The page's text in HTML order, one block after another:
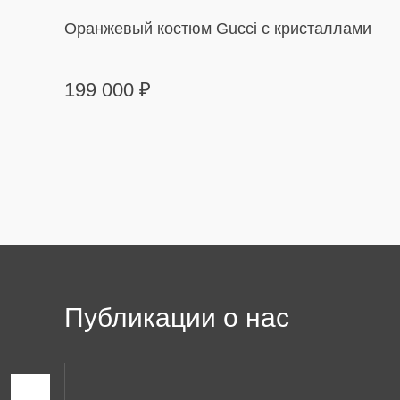
Оранжевый костюм Gucci с кристаллами
199 000 ₽
Публикации о нас